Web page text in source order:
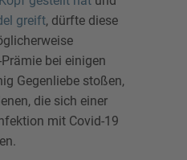
greift, dürfte diese
bei einigen
Gegenliebe stoßen,
die sich einer
mit Covid-19